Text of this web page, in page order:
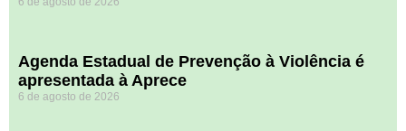
Agenda Estadual de Prevenção à Violência é
apresentada à Aprece
6 de agosto de 2026